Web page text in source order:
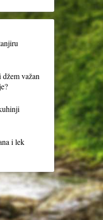
važan
i lek